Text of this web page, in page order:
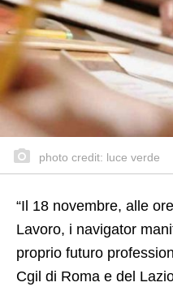
photo credit: luce verde
“Il 18 novembre, alle
Lavoro, i navigator
proprio futuro
Cgil di Roma e del